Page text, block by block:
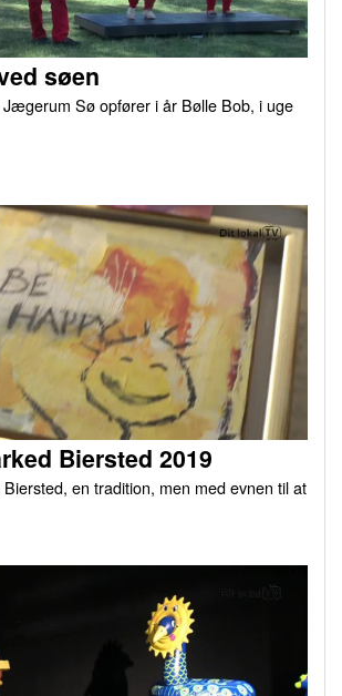
søen
Sø opfører i år Bølle Bob, i uge
Biersted 2019
en tradition, men med evnen til at